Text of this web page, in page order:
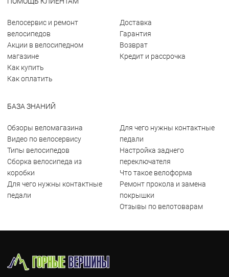
Велосервис и ремонт
велосипедов
Акции в велосипедном
магазине
Как купить
Как оплатить
Доставка
Гарантия
Возврат
Кредит и рассрочка
БАЗА ЗНАНИЙ
Обзоры веломагазина
Видео по велосервису
Типы велосипедов
Сборка велосипеда из
коробки
Для чего нужны контактные
педали
Для чего нужны контактные
педали
Настройка заднего
переключателя
Что такое велоформа
Ремонт прокола и замена
покрышки
Отзывы по велотоварам